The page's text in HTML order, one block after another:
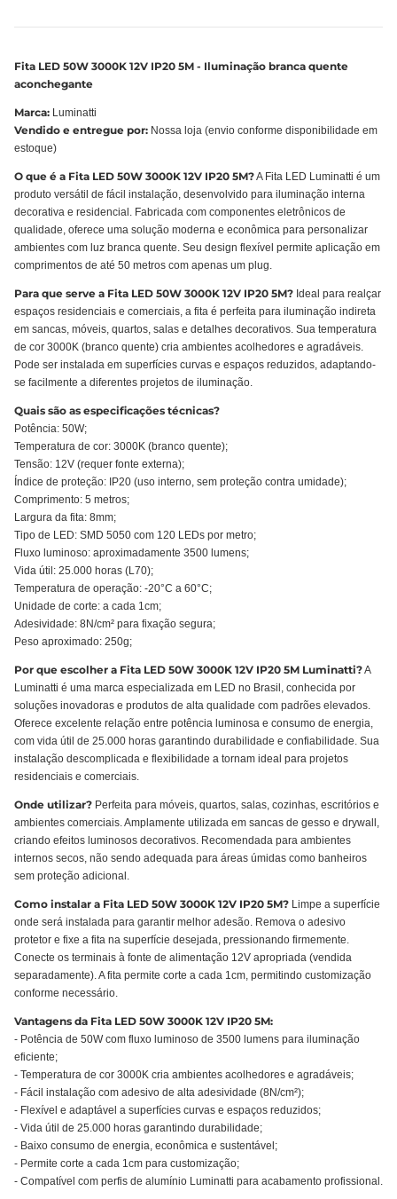
Fita LED 50W 3000K 12V IP20 5M - Iluminação branca quente
aconchegante
Marca: Luminatti
Vendido e entregue por: Nossa loja (envio conforme disponibilidade em
estoque)
O que é a Fita LED 50W 3000K 12V IP20 5M?A Fita LED Luminatti é um
produto versátil de fácil instalação, desenvolvido para iluminação interna
decorativa e residencial. Fabricada com componentes eletrônicos de
qualidade, oferece uma solução moderna e econômica para personalizar
ambientes com luz branca quente. Seu design flexível permite aplicação em
comprimentos de até 50 metros com apenas um plug.
Para que serve a Fita LED 50W 3000K 12V IP20 5M? Ideal para realçar
espaços residenciais e comerciais, a fita é perfeita para iluminação indireta
em sancas, móveis, quartos, salas e detalhes decorativos. Sua temperatura
de cor 3000K (branco quente) cria ambientes acolhedores e agradáveis.
Pode ser instalada em superfícies curvas e espaços reduzidos, adaptando-
se facilmente a diferentes projetos de iluminação.
Quais são as especificações técnicas?
Potência: 50W;
Temperatura de cor: 3000K (branco quente);
Tensão: 12V (requer fonte externa);
Índice de proteção: IP20 (uso interno, sem proteção contra umidade);
Comprimento: 5 metros;
Largura da fita: 8mm;
Tipo de LED: SMD 5050 com 120 LEDs por metro;
Fluxo luminoso: aproximadamente 3500 lumens;
Vida útil: 25.000 horas (L70);
Temperatura de operação: -20°C a 60°C;
Unidade de corte: a cada 1cm;
Adesividade: 8N/cm² para fixação segura;
Peso aproximado: 250g;
Por que escolher a Fita LED 50W 3000K 12V IP20 5M Luminatti?A
Luminatti é uma marca especializada em LED no Brasil, conhecida por
soluções inovadoras e produtos de alta qualidade com padrões elevados.
Oferece excelente relação entre potência luminosa e consumo de energia,
com vida útil de 25.000 horas garantindo durabilidade e confiabilidade. Sua
instalação descomplicada e flexibilidade a tornam ideal para projetos
residenciais e comerciais.
Onde utilizar? Perfeita para móveis, quartos, salas, cozinhas, escritórios e
ambientes comerciais. Amplamente utilizada em sancas de gesso e drywall,
criando efeitos luminosos decorativos. Recomendada para ambientes
internos secos, não sendo adequada para áreas úmidas como banheiros
sem proteção adicional.
Como instalar a Fita LED 50W 3000K 12V IP20 5M? Limpe a superfície
onde será instalada para garantir melhor adesão. Remova o adesivo
protetor e fixe a fita na superfície desejada, pressionando firmemente.
Conecte os terminais à fonte de alimentação 12V apropriada (vendida
separadamente). A fita permite corte a cada 1cm, permitindo customização
conforme necessário.
Vantagens da Fita LED 50W 3000K 12V IP20 5M:
- Potência de 50W com fluxo luminoso de 3500 lumens para iluminação
eficiente;
- Temperatura de cor 3000K cria ambientes acolhedores e agradáveis;
- Fácil instalação com adesivo de alta adesividade (8N/cm²);
- Flexível e adaptável a superfícies curvas e espaços reduzidos;
- Vida útil de 25.000 horas garantindo durabilidade;
- Baixo consumo de energia, econômica e sustentável;
- Permite corte a cada 1cm para customização;
- Compatível com perfis de alumínio Luminatti para acabamento profissional.